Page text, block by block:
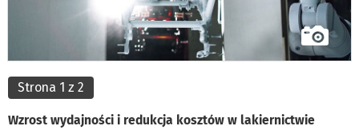
Strona 1 z 2
Wzrost wydajności i redukcja kosztów w lakiernictwie